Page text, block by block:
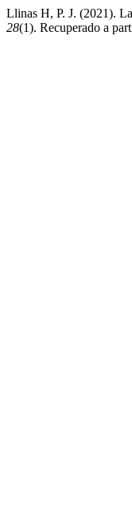
Llinas H, P. J. (2021).
28(1). Recuperado a